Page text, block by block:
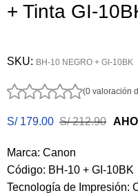
+ Tinta GI-
SKU: BH-10 NEGRO + GI-10BK
(0 valoración
S/179.00 S/212.90
Marca: Canon
Código: BH-10 + GI-10BK
Tecnología de Impresión: